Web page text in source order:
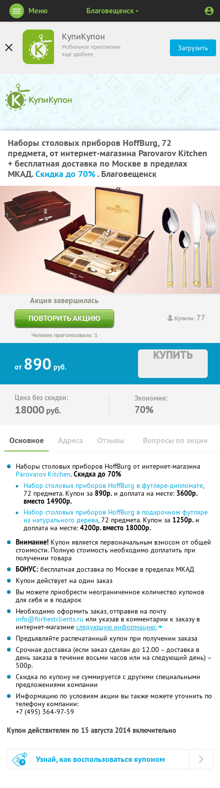
КупиКупон
Мобильное приложение
ещё удобнее
Загрузить
Меню Благовещенск
Наборы столовых приборов HoffBurg, 72
предмета, от интернет-магазина Parovarov Kitchen
+ бесплатная доставка по Москве в пределах
МКАД.Скидка до 70%. Благовещенск
Купили: 77
Акция завершилась
ПОВТОРИТЬ АКЦИЮ
Человек проголосовало: 1
от 890 руб.
КУПИТЬ
Цена без скидки:
18000 руб.
Экономия:
70%
Основное Отзывы Вопросы по акции
Адреса
Наборы столовых приборов HoffBurg от интернет-магазина
Parovarov Kitchen.Скидка до 70%
Набор столовых приборов HoffBurg в футляре-дипломате,
72 предмета. Купон за 890р. и доплата на месте: 3600р.
вместо 14900р.
Набор столовых приборов HoffBurg в подарочном футляре
из натурального дерева, 72 предмета. Купон за 1250р. и
доплата на месте: 4200р. вместо 18000р.
Внимание! Купон является первоначальным взносом от общей
стоимости. Полную стоимость необходимо доплатить при
получении товара
БОНУС: бесплатная доставка по Москве в пределах МКАД
Купон действует на один заказ
Вы можете приобрести неограниченное количество купонов
для себя и в подарок
Необходимо оформить заказ, отправив на почту
info@forbestclients.ru или указав в комментарии к заказу в
интернет-магазине следующую информацию:
Предъявляйте распечатанный купон при получении заказа
Срочная доставка (если заказ сделан до 12.00 – доставка в
день заказа в течение восьми часов или на следующий день) –
500р.
Скидка по купону не суммируется с другими специальными
предложениями компании
Информацию по условиям акции вы также можете уточнить по
телефону компании:
+7 (495) 364-97-59
Купон действителен по 15 августа 2014 включительно
Узнай, как воспользоваться купоном